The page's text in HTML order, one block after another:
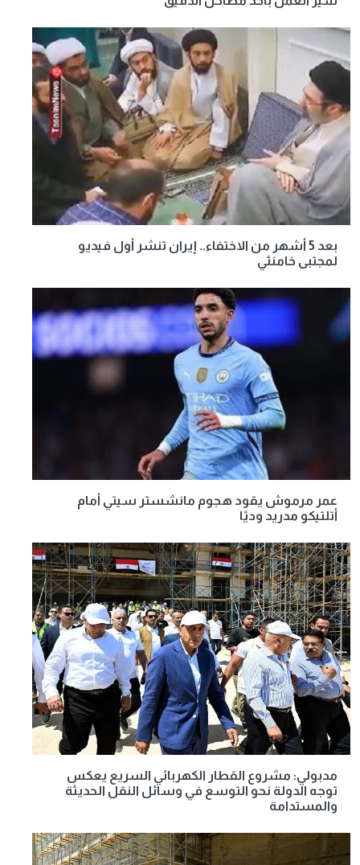
بعد 5 أشهر من الاختفاء.. إيران تنشر أول فيديو
لمجتبى خامنئي
عمر مرموش يقود هجوم مانشستر سيتي أمام
أتلتيكو مدريد وديًا
مدبولي: مشروع القطار الكهربائي السريع يعكس
توجه الدولة نحو التوسع في وسائل النقل الحديثة
والمستدامة